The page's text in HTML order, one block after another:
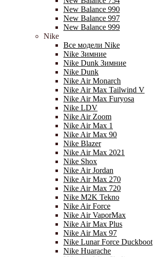
New Balance 990
New Balance 997
New Balance 999
Nike
Все модели Nike
Nike Зимние
Nike Dunk Зимние
Nike Dunk
Nike Air Monarch
Nike Air Max Tailwind V
Nike Air Max Furyosa
Nike LDV
Nike Air Zoom
Nike Air Max 1
Nike Air Max 90
Nike Blazer
Nike Air Max 2021
Nike Shox
Nike Air Jordan
Nike Air Max 270
Nike Air Max 720
Nike M2K Tekno
Nike Air Force
Nike Air VaporMax
Nike Air Max Plus
Nike Air Max 97
Nike Lunar Force Duckboot
Nike Huarache